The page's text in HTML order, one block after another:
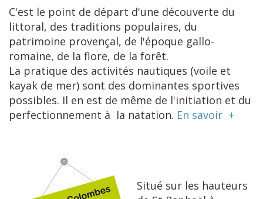
C'est le point de départ d'une découverte du
littoral, des traditions populaires, du
patrimoine provençal, de l'époque gallo-
romaine, de la flore, de la forêt.
La pratique des activités nautiques (voile et
kayak de mer) sont des dominantes sportives
possibles. Il en est de même de l'initiation et du
perfectionnement à la natation. En savoir +
Situé sur les hauteurs